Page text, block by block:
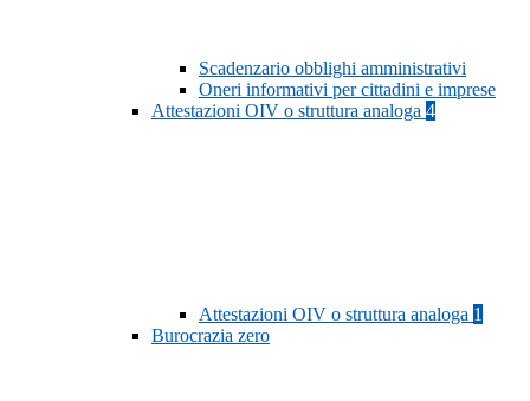
Scadenzario obblighi amministrativi
Oneri informativi per cittadini e imprese
Attestazioni OIV o struttura analoga 4
Attestazioni OIV o struttura analoga 1
Burocrazia zero